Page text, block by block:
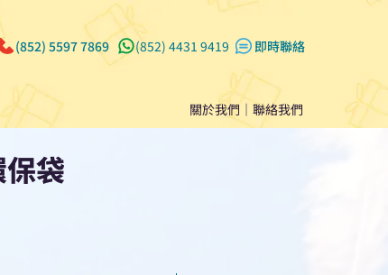
(852) 5597 7869 (852) 4431 9419 ​即時聯絡
關於我們 ｜聯絡我們
袋